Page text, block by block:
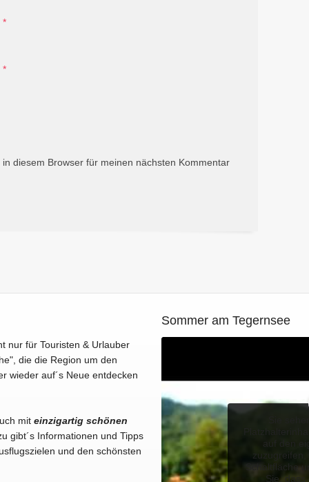
*
*
diesem Browser für meinen nächsten Kommentar
nur für Touristen & Urlauber
die die Region um den
wieder auf´s Neue entdecken
mit einzigartig schönen
gibt´s Informationen und Tipps
und den schönsten
Sommer am Tegernsee
Schaltfläche
Sie,